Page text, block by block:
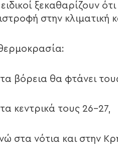
ξεκαθαρίζουν
στην κλιματική
βόρεια θα φτάνει
κεντρικά τους 26-27,
στα νότια και στην